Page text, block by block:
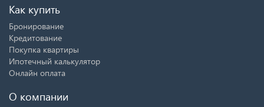
Как купить
Бронирование
Кредитование
Покупка квартиры
Ипотечный калькулятор
Онлайн оплата
О компании